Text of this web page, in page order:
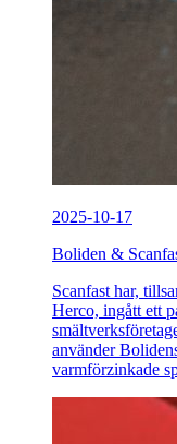
2025-10-17
Boliden &
Scanfast har,
Herco, ingått ett
använder
varmförzinkade